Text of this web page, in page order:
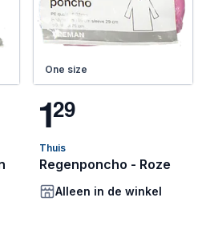
One size
129
Thuis
Regenponcho - Roze
Alleen in de winkel